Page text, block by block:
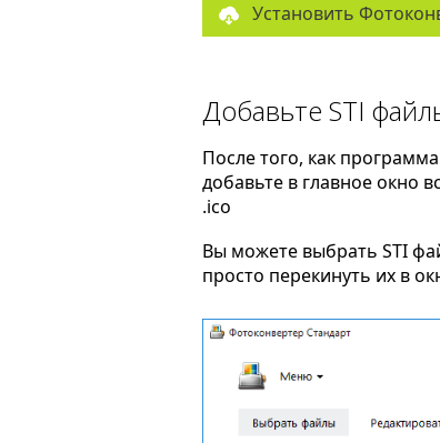
Установить
Добавьте STI
После того, как
добавьте в главное окно
.ico
Вы можете выбрать STI
просто перекинуть их в